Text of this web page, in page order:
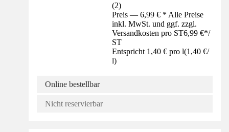
(2)
Preis — 6,99 € * Alle Preise
inkl. MwSt. und ggf. zzgl.
Versandkosten pro ST6,99 €*/
ST
Entspricht 1,40 € pro l(1,40 €/
l)
Online bestellbar
Nicht reservierbar